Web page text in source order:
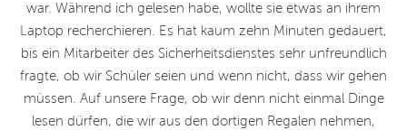
war. Während ich gelesen habe, wollte sie etwas an ihrem
Laptop recherchieren. Es hat kaum zehn Minuten gedauert,
bis ein Mitarbeiter des Sicherheitsdienstes sehr unfreundlich
fragte, ob wir Schüler seien und wenn nicht, dass wir gehen
müssen. Auf unsere Frage, ob wir denn nicht einmal Dinge
lesen dürfen, die wir aus den dortigen Regalen nehmen,